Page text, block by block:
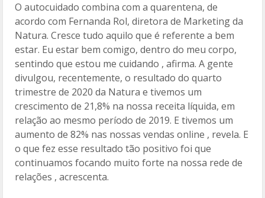
O autocuidado combina com a quarentena, de
acordo com Fernanda Rol, diretora de Marketing da
Natura. Cresce tudo aquilo que é referente a bem
estar. Eu estar bem comigo, dentro do meu corpo,
sentindo que estou me cuidando , afirma. A gente
divulgou, recentemente, o resultado do quarto
trimestre de 2020 da Natura e tivemos um
crescimento de 21,8% na nossa receita líquida, em
relação ao mesmo período de 2019. E tivemos um
aumento de 82% nas nossas vendas online , revela. E
o que fez esse resultado tão positivo foi que
continuamos focando muito forte na nossa rede de
relações , acrescenta.